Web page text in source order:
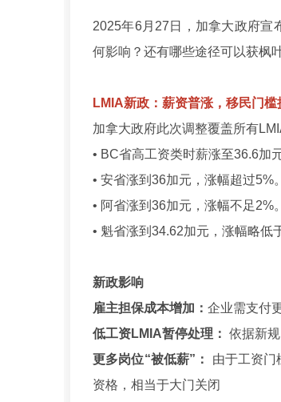
2025年6月27日，加拿大政府宣
何影响？还有哪些途径可以获枫
LMIA新政：薪资普涨，移民门槛
加拿大政府此次调整覆盖所有
• BC省高工资类时薪涨至36.6加
• 安省涨到36加元，涨幅超过5%。
• 阿省涨到36加元，涨幅不足2%。
• 魁省涨到34.62加元，涨幅略低
新政影响
雇主担保成本增加： 企业需支付
低工资LMIA暂停处理： 依据新
更多岗位“被低薪”：
由于工资门
资格，相当于大门关闭